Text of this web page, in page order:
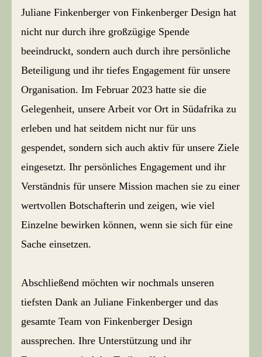
Juliane Finkenberger von Finkenberger Design hat
nicht nur durch ihre großzügige Spende
beeindruckt, sondern auch durch ihre persönliche
Beteiligung und ihr tiefes Engagement für unsere
Organisation. Im Februar 2023 hatte sie die
Gelegenheit, unsere Arbeit vor Ort in Südafrika zu
erleben und hat seitdem nicht nur für uns
gespendet, sondern sich auch aktiv für unsere Ziele
eingesetzt. Ihr persönliches Engagement und ihr
Verständnis für unsere Mission machen sie zu einer
wertvollen Botschafterin und zeigen, wie viel
Einzelne bewirken können, wenn sie sich für eine
Sache einsetzen.
Abschließend möchten wir nochmals unseren
tiefsten Dank an Juliane Finkenberger und das
gesamte Team von Finkenberger Design
aussprechen. Ihre Unterstützung und ihr